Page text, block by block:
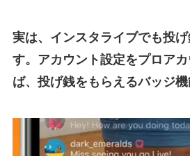
実は、インスタライブでも投
す。アカウント設定をプロア
ば、投げ銭をもらえるバッジ機